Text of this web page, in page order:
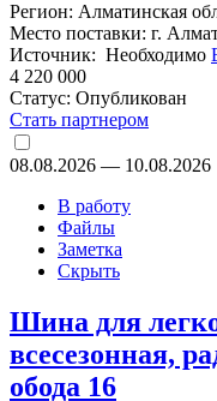
Регион: Алматинская
Место поставки: г.
Источник: Необходимо
4 220 000
Статус: Опубликован
Стать партнером
08.08.2026 — 10.08.2026
В работу
Файлы
Заметка
Скрыть
Шина для
всесезонная,
обода 16